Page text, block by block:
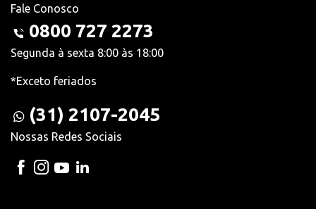
Fale Conosco
0800 727 2273
Segunda à sexta 8:00 às 18:00
*Exceto feriados
(31) 2107-2045
Nossas Redes Sociais